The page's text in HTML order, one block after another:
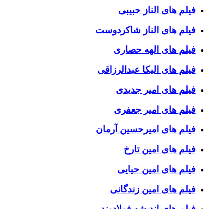
فیلم های الناز حبیبی
فیلم های الناز شاکردوست
فیلم های الهه حصاری
فیلم های الیکا عبدالرزاقی
فیلم های امیر جدیدی
فیلم های امیر جعفری
فیلم های امیرحسین آرمان
فیلم های امین تارخ
فیلم های امین حیایی
فیلم های امین زندگانی